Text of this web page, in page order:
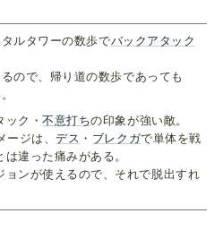
ルタワーの数歩でバックアタック
ので、帰り道の数歩であっても
ック・不意打ちの印象が強い敵。
ージは、デス ・ ブレクガで単体を戦
違った痛みがある。
ョンが使えるので、それで脱出すれ